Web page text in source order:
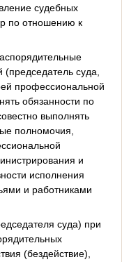
судебных
по отношению к
(председатель суда,
профессиональной
обязанности по
выполнять
полномочия,
и
исполнения
и работниками
суда) при
(бездействие),